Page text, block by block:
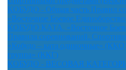
КОБУДО - Общая часть Правил
«Восточное Боевое
КОБУДО КАТА. «Восточное
Правила соревнований.
«Кобудо – ката одиночные»
группа» (ККГ)
КОБУДО - ВЕСОВАЯ